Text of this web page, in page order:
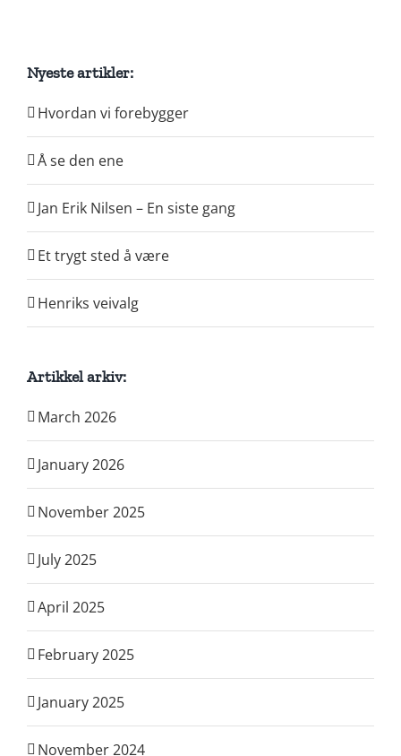
Nyeste artikler:
Hvordan vi forebygger
Å se den ene
Jan Erik Nilsen – En siste gang
Et trygt sted å være
Henriks veivalg
Artikkel arkiv:
March 2026
January 2026
November 2025
July 2025
April 2025
February 2025
January 2025
November 2024